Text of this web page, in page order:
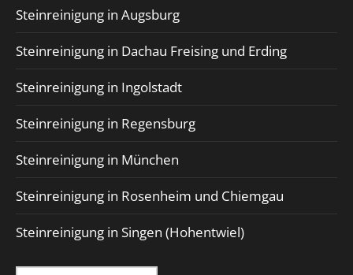
Steinreinigung in Augsburg
Steinreinigung in Dachau Freising und Erding
Steinreinigung in Ingolstadt
Steinreinigung in Regensburg
Steinreinigung in München
Steinreinigung in Rosenheim und Chiemgau
Steinreinigung in Singen (Hohentwiel)